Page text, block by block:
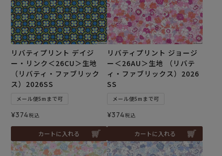
リバティプリント デイジ
ー・リンク＜26CU＞生地
（リバティ・ファブリック
ス）2026SS
メール便5mまで可
¥374税込
カートに入れる
リバティプリント ジョージ
ー＜26AU＞生地 （リバテ
ィ・ファブリックス）2026
SS
メール便5mまで可
¥374税込
カートに入れる